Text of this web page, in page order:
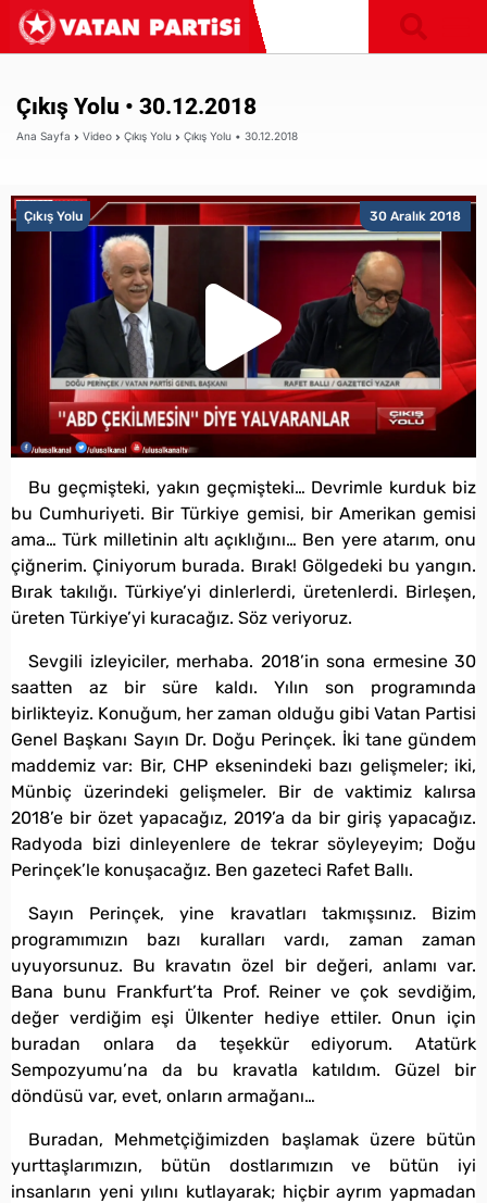
Çıkış Yolu • 30.12.2018
Ana Sayfa Video Çıkış Yolu Çıkış Yolu • 30.12.2018
30 Aralık 2018
Çıkış Yolu
Bu geçmişteki, yakın geçmişteki… Devrimle kurduk biz
bu Cumhuriyeti. Bir Türkiye gemisi, bir Amerikan gemisi
ama… Türk milletinin altı açıklığını… Ben yere atarım, onu
çiğnerim. Çiniyorum burada. Bırak! Gölgedeki bu yangın.
Bırak takılığı. Türkiye’yi dinlerlerdi, üretenlerdi. Birleşen,
üreten Türkiye’yi kuracağız. Söz veriyoruz.
Sevgili izleyiciler, merhaba. 2018’in sona ermesine 30
saatten az bir süre kaldı. Yılın son programında
birlikteyiz. Konuğum, her zaman olduğu gibi Vatan Partisi
Genel Başkanı Sayın Dr. Doğu Perinçek. İki tane gündem
maddemiz var: Bir, CHP eksenindeki bazı gelişmeler; iki,
Münbiç üzerindeki gelişmeler. Bir de vaktimiz kalırsa
2018’e bir özet yapacağız, 2019’a da bir giriş yapacağız.
Radyoda bizi dinleyenlere de tekrar söyleyeyim; Doğu
Perinçek’le konuşacağız. Ben gazeteci Rafet Ballı.
Sayın Perinçek, yine kravatları takmışsınız. Bizim
programımızın bazı kuralları vardı, zaman zaman
uyuyorsunuz. Bu kravatın özel bir değeri, anlamı var.
Bana bunu Frankfurt’ta Prof. Reiner ve çok sevdiğim,
değer verdiğim eşi Ülkenter hediye ettiler. Onun için
buradan onlara da teşekkür ediyorum. Atatürk
Sempozyumu’na da bu kravatla katıldım. Güzel bir
döndüsü var, evet, onların armağanı…
Buradan, Mehmetçiğimizden başlamak üzere bütün
yurttaşlarımızın, bütün dostlarımızın ve bütün iyi
insanların yeni yılını kutlayarak; hiçbir ayrım yapmadan